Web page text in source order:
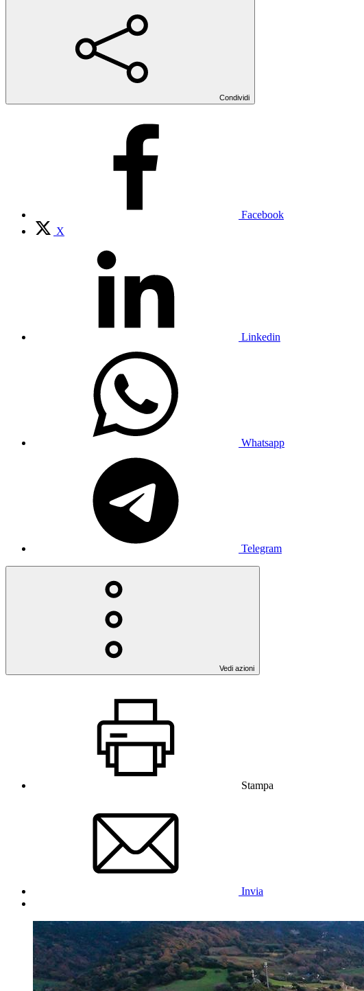
Condividi
Facebook
X
Linkedin
Whatsapp
Telegram
Vedi azioni
Stampa
Invia